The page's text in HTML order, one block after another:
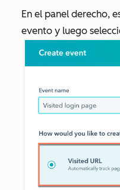
En el panel derecho,
evento y luego